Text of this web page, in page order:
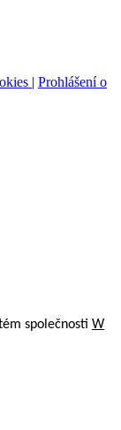
| Prohlášení o
společnosti W